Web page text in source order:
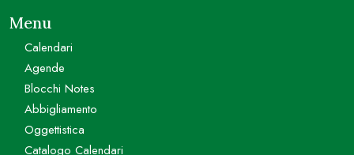
Menu
Calendari
Agende
Blocchi Notes
Abbigliamento
Oggettistica
Catalogo Calendari